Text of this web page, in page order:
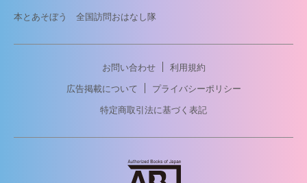
本とあそぼう 全国訪問おはなし隊
お問い合わせ
利用規約
広告掲載について
プライバシーポリシー
特定商取引法に基づく表記